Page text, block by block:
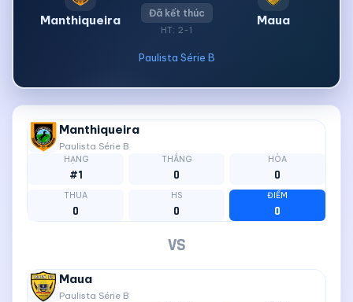
Manthiqueira Đã kết thúc
HT: 2-1
Maua
Paulista Série B
Manthiqueira
Paulista Série B
HẠNG
#1
THẮNG
0
HÒA
0
THUA
0
HS
0
ĐIỂM
0
VS
Maua
Paulista Série B